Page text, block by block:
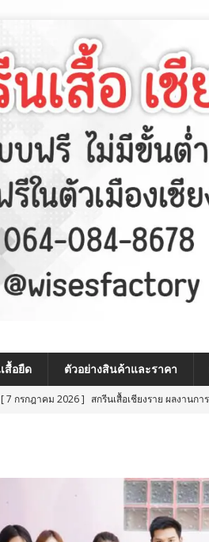
สื้อยืด ตัวอย่างสินค้าและราคา
[ 7 กรกฎาคม 2026 ] สกรีนเสื้อเชียงราย ผลงานกา
ผลงานล่าสุด
สกรีนเสื้อเชียงราย ผลงานก
[ 8 กรกฎาคม 2026 ]
สกรีนเสื้อเชียงราย ผลงาน